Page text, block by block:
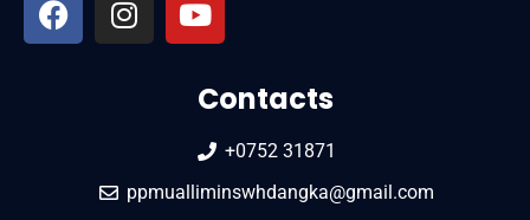
Contacts
+0752 31871
ppmualliminswhdangka@gmail.com